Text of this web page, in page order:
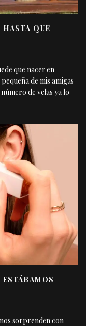
QUE
que nacer en
de mis amigas
de velas ya lo
sorprenden con